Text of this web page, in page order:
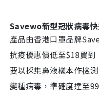
Savewo新型冠狀病毒
產品由香港口罩品牌
抗疫優惠價低至$18買到
要以採集鼻液樣本作檢
變種病毒，準確度達至